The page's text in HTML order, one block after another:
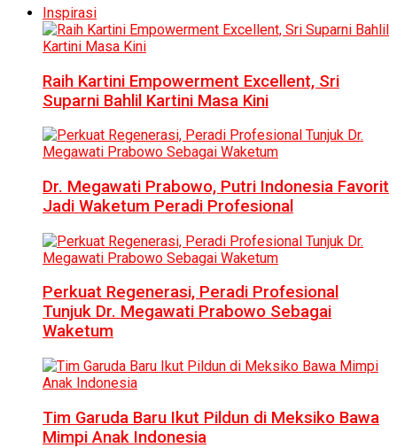
Inspirasi
Raih Kartini Empowerment Excellent, Sri
Suparni Bahlil Kartini Masa Kini
Dr. Megawati Prabowo, Putri Indonesia Favorit
Jadi Waketum Peradi Profesional
Perkuat Regenerasi, Peradi Profesional
Tunjuk Dr. Megawati Prabowo Sebagai
Waketum
Tim Garuda Baru Ikut Pildun di Meksiko Bawa
Mimpi Anak Indonesia